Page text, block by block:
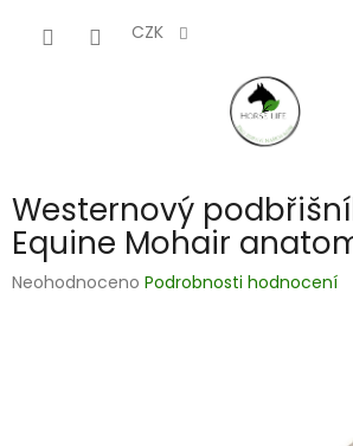
CZK
Westernový
Equine Mohair
Průměrné
Neohodnoceno Podrobnosti hodnocení